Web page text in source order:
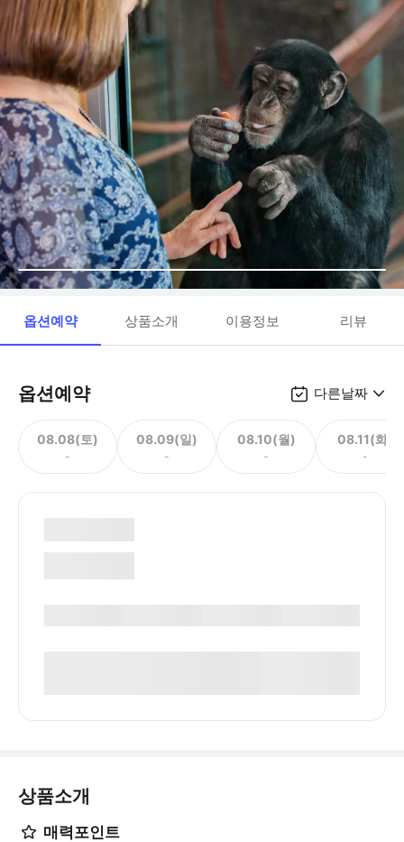
옵션예약 상품소개 이용정보 리뷰
옵션예약 다른날짜
08.08(토)
-
08.09(일)
-
08.10(월)
-
08.11(화)
-
상품소개
매력포인트